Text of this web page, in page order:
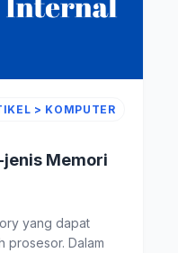
> KOMPUTER
Memori
yang dapat
prosesor. Dalam